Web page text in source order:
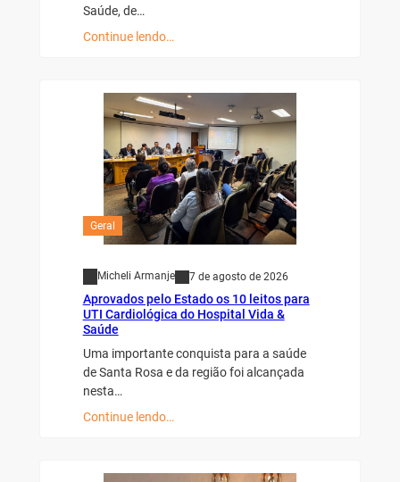
Saúde, de…
Continue lendo…
Geral
Micheli Armanje 7 de agosto de 2026
Aprovados pelo Estado os 10 leitos para
UTI Cardiológica do Hospital Vida &
Saúde
Uma importante conquista para a saúde
de Santa Rosa e da região foi alcançada
nesta…
Continue lendo…